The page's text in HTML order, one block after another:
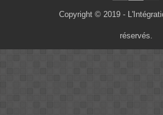
Copyright © 2019 -
réservés.